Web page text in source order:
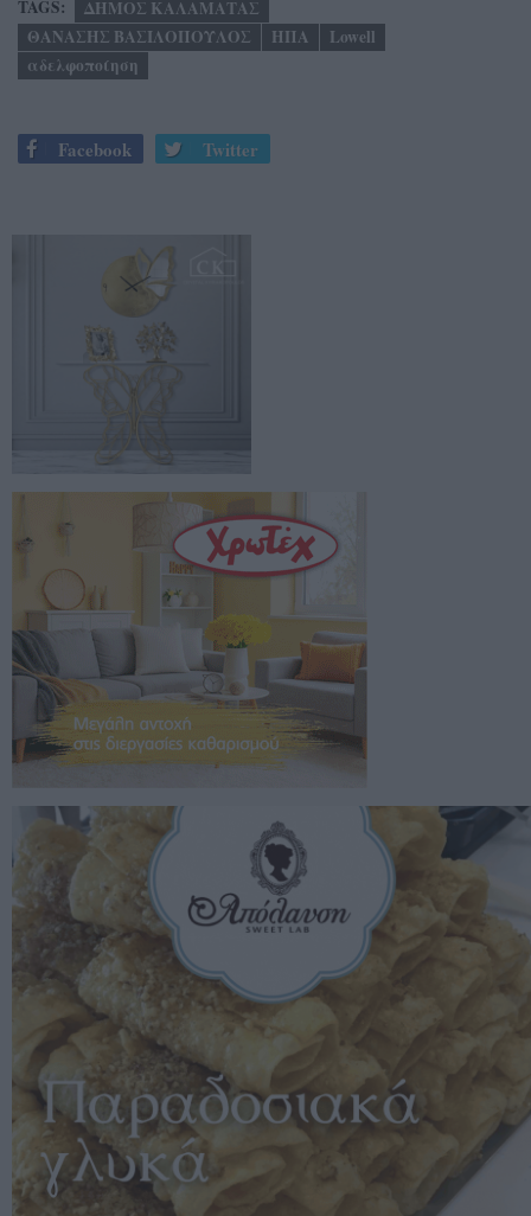
TAGS:
ΔΗΜΟΣ ΚΑΛΑΜΑΤΑΣ
ΘΑΝΑΣΗΣ ΒΑΣΙΛΟΠΟΥΛΟΣ
ΗΠΑ
Lowell
αδελφοποίηση
Facebook Twitter